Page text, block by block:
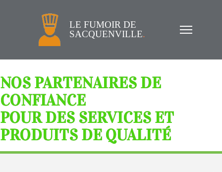
LE FUMOIR DE
SACQUENVILLE.
NOS PARTENAIRES DE
CONFIANCE
POUR DES SERVICES ET
PRODUITS DE QUALITÉ